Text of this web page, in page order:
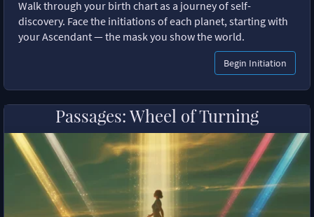
Walk through your birth chart as a journey of self-
discovery. Face the initiations of each planet, starting with
your Ascendant — the mask you show the world.
Begin Initiation
Passages: Wheel of Turning